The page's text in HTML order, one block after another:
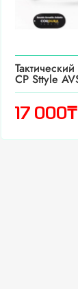
CP Sttyle
17 000₸